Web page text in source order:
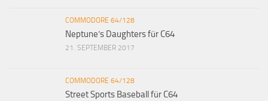
COMMODORE 64/128
Neptune’s Daughters für C64
21. SEPTEMBER 2017
COMMODORE 64/128
Street Sports Baseball für C64